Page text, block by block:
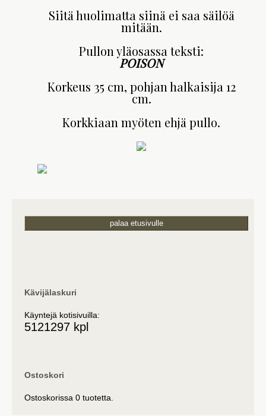
Siitä huolimatta siinä ei saa säilöä
mitään.
Pullon yläosassa teksti:
POISON
Korkeus 35 cm, pohjan halkaisija 12
cm.
Korkkiaan myöten ehjä pullo.
palaa etusivulle
Kävijälaskuri
Käyntejä kotisivuilla:
5121297 kpl
Ostoskori
Ostoskorissa 0 tuotetta.